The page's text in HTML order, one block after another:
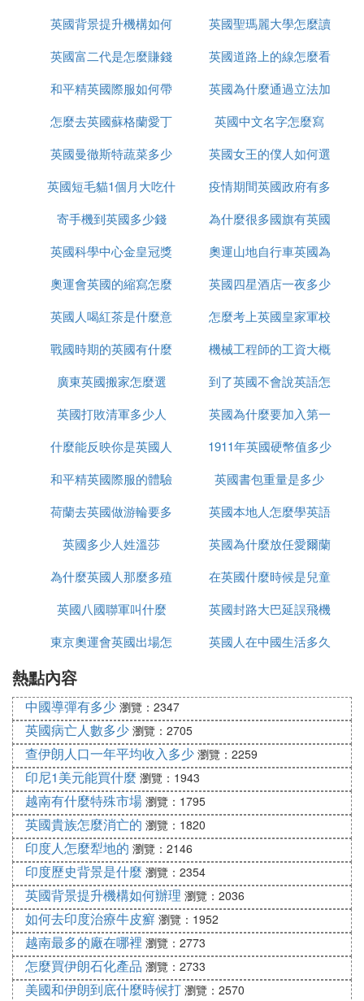
右，涵蓋全套的留學申請（含文書服務），申請3至6
所院校。
需要注意的是，不同地區和不同高校的金吉列中介費
可能會有所不同，建議直接聯系金吉列官方或當地分
支機構進行咨詢。同時，在選擇留學中介機構時，除
了考慮價格因素外，還需要考慮機構的資質、專業
擇。點擊了解各國留學信息
⑷ 英國留學的中介應該怎麼選擇
樓主選擇留學中介機構，首先要看的就是中介是否具
有留學辦理資質。如果選擇了沒有資質的「黑中
介」，不僅發生問題的風險較大，消費者權益也較難
⑸ 出國留學需要先弄懂什麼叫做背景提升
為什麼國外留學需要背景提升。讓最專業的回來告訴
首先我們明確背景提升的概念是什麼，才會了解為什
麼國外留學要進行背景提升，或者了解為什麼所有人
背景提升概念起源是什麼？
背景提升說白了就是提升綜合競爭力，也就是說除開
了學位，證書，GPA，成績，雅思，托福等等一切硬
留學業界火爆，其實我們國家的家長在這個方面早就
遙遙領先世界，君不見各種興趣愛好班，各種比賽獲
獎加分項？這些都是背景提升的范疇。那麼為什麼我
們國家沒有背景提升的概念呢？答案也就是八個字：
沒有規劃，盲目跟風。
現在，我們把有規劃，有目標，有發展的，且能夠提
升軟性實力的活動統一稱為背景提升活動。
向左轉|向右轉
（國際義工活動）
社會類背景提升：主要在培養學生的社會責任感，團
隊寫作能力，回報社區，社會的心態。同時，通過類
似於動物保護，志願教育，社區幫扶等多種義工活
動，不僅僅能夠拓展自己的眼界，體驗更多文化內
涵，還有機會遇見志同道合的朋友。同樣，義工工作
時間也能為將來申請和工作打下優良基礎。
當然，除開以上幾個部分，依然有著專業技能培訓，
很多不太專業的機構推薦的類似游學，研學等背景提
英國背景提升機構如何
辦理
英國聖瑪麗大學怎麼讀
英國富二代是怎麼賺錢
的
英國道路上的線怎麼看
和平精英國際服如何帶
槍進出生島
英國為什麼通過立法加
強社會保障
怎麼去英國蘇格蘭愛丁
堡
英國中文名字怎麼寫
英國曼徹斯特蔬菜多少
錢
英國女王的僕人如何選
的
英國短毛貓1個月大吃什
麼
疫情期間英國政府有多
少錢
寄手機到英國多少錢
為什麼很多國旗有英國
英國科學中心金皇冠獎
是什麼
奧運山地自行車英國為
什麼很厲害
奧運會英國的縮寫怎麼
改了
英國四星酒店一夜多少
錢
英國人喝紅茶是什麼意
思
怎麼考上英國皇家軍校
戰國時期的英國有什麼
事件
機械工程師的工資大概
多少英國
廣東英國搬家怎麼選
到了英國不會說英語怎
麼辦
英國打敗清軍多少人
英國為什麼要加入第一
次世界大戰
什麼能反映你是英國人
1911年英國硬幣值多少
錢
和平精英國際服的體驗
服如何上去
英國書包重量是多少
荷蘭去英國做游輪要多
久
英國本地人怎麼學英語
英國多少人姓溫莎
英國為什麼放任愛爾蘭
獨立
為什麼英國人那麼多殖
民地
在英國什麼時候是兒童
節
英國八國聯軍叫什麼
英國封路大巴延誤飛機
延誤怎麼辦
東京奧運會英國出場怎
英國人在中國生活多久
熱點內容
中國導彈有多少 瀏覽：2347
英國病亡人數多少 瀏覽：2705
查伊朗人口一年平均收入多少 瀏覽：2259
印尼1美元能買什麼 瀏覽：1943
越南有什麼特殊市場 瀏覽：1795
英國貴族怎麼消亡的 瀏覽：1820
印度人怎麼犁地的 瀏覽：2146
印度歷史背景是什麼 瀏覽：2354
英國背景提升機構如何辦理 瀏覽：2036
如何去印度治療牛皮癬 瀏覽：1952
越南最多的廠在哪裡 瀏覽：2773
怎麼買伊朗石化產品 瀏覽：2733
美國和伊朗到底什麼時候打 瀏覽：2570